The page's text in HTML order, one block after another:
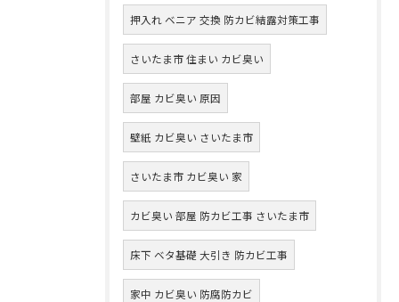
押入れ ベニア 交換 防カビ結露対策工事
さいたま市 住まい カビ臭い
部屋 カビ臭い 原因
壁紙 カビ臭い さいたま市
さいたま市 カビ臭い 家
カビ臭い 部屋 防カビ工事 さいたま市
床下 ベタ基礎 大引き 防カビ工事
家中 カビ臭い 防腐防カビ